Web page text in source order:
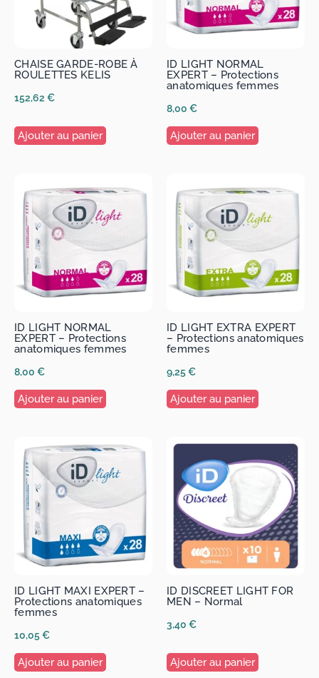
CHAISE GARDE-ROBE À
ROULETTES KELIS
152,62 €
Ajouter au panier
ID LIGHT NORMAL
EXPERT – Protections
anatomiques femmes
8,00 €
Ajouter au panier
ID LIGHT NORMAL
EXPERT – Protections
anatomiques femmes
8,00 €
Ajouter au panier
ID LIGHT EXTRA EXPERT
– Protections anatomiques
femmes
9,25€
Ajouter au panier
ID LIGHT MAXI EXPERT –
Protections anatomiques
femmes
10,05€
Ajouter au panier
ID DISCREET LIGHT FOR
MEN – Normal
3,40 €
Ajouter au panier